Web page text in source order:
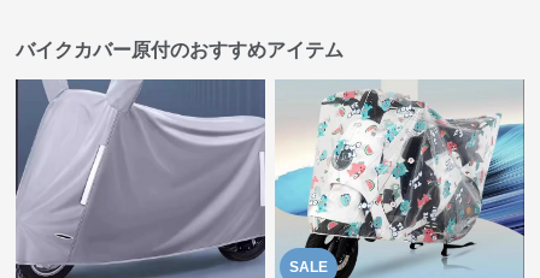
バイクカバー原付のおすすめアイテム
SALE